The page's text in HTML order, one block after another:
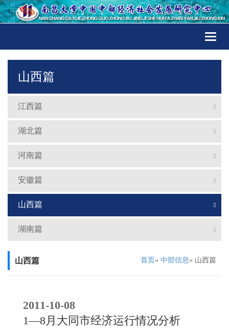
山西篇
江西篇
湖北篇
河南篇
安徽篇
山西篇
湖南篇
山西篇 首页» 中部信息» 山西篇
2011-10-08
1—8月大同市经济运行情况分析